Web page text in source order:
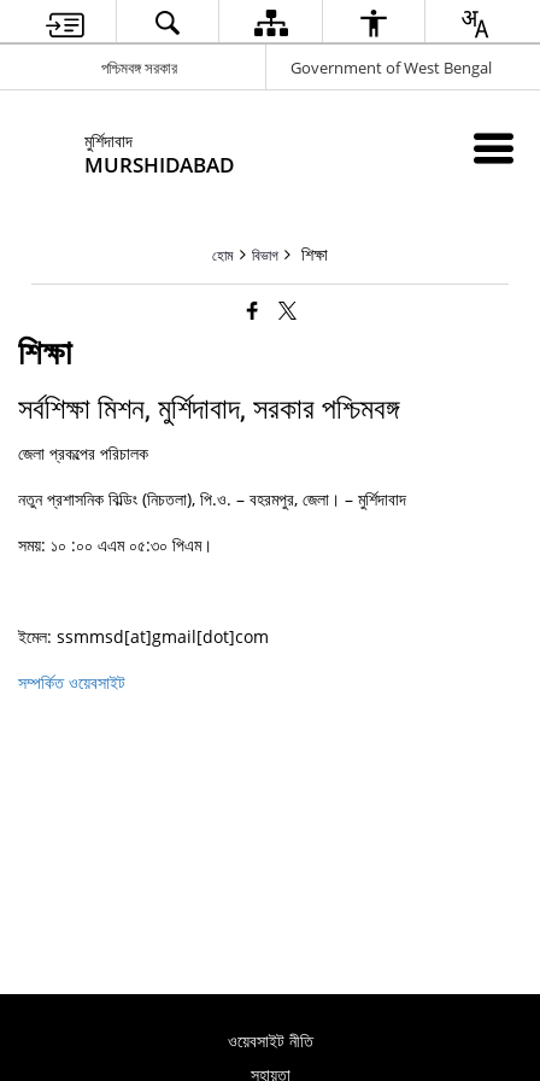
পশ্চিমবঙ্গ সরকার Government of West Bengal
মুর্শিদাবাদ
MURSHIDABAD
হোম বিভাগ শিক্ষা
শিক্ষা
সর্বশিক্ষা মিশন, মুর্শিদাবাদ, সরকার পশ্চিমবঙ্গ
জেলা প্রকল্পের পরিচালক
নতুন প্রশাসনিক বিল্ডিং (নিচতলা), পি.ও. – বহরমপুর, জেলা। – মুর্শিদাবাদ
সময়: ১০ :০০ এএম ০৫:৩০ পিএম।
ইমেল: ssmmsd[at]gmail[dot]com
সম্পর্কিত ওয়েবসাইট
ওয়েবসাইট নীতি
সহায়তা